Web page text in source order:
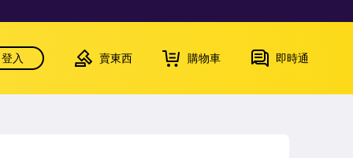
登入 賣東西 購物車 即時通